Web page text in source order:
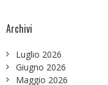
Archivi
Luglio 2026
Giugno 2026
Maggio 2026